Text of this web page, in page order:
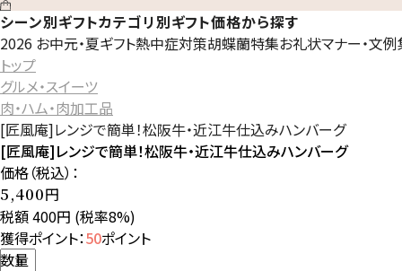
シーン別ギフトカテゴリ別ギフト価格から探す
2026 お中元・夏ギフト熱中症対策胡蝶蘭特集お礼状マナー・文
トップ
グルメ・スイーツ
肉・ハム・肉加工品
[匠風庵]レンジで簡単！松阪牛・近江牛仕込みハンバーグ
[匠風庵]レンジで簡単！松阪牛・近江牛仕込みハンバーグ
価格（税込）：
5,400円
税額 400円 (税率8%)
獲得ポイント：50ポイント
数量